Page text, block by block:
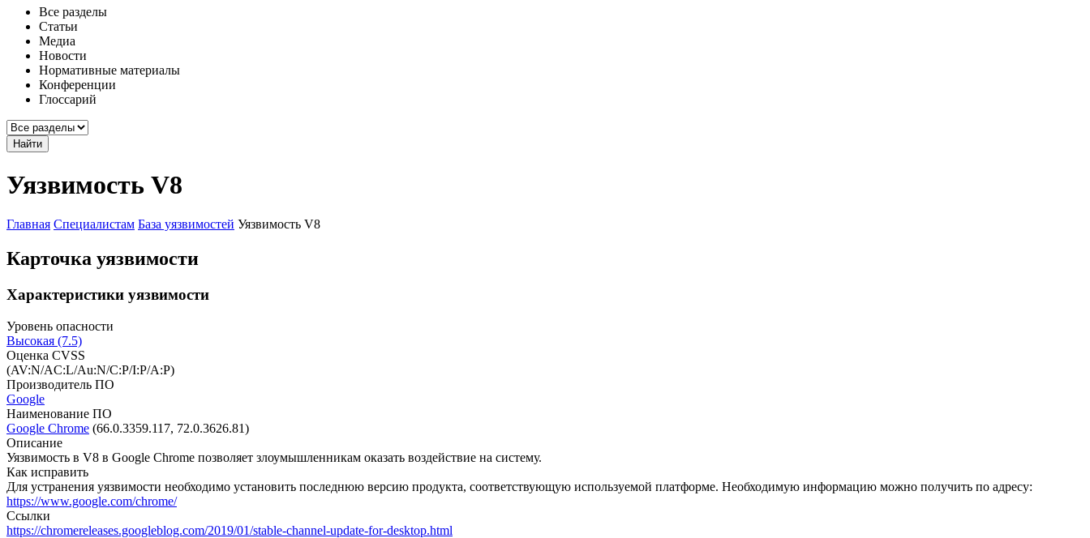
Все разделы
Статьи
Медиа
Новости
Нормативные материалы
Конференции
Глоссарий
Найти
Уязвимость V8
Главная Специалистам База уязвимостей Уязвимость V8
Карточка уязвимости
Характеристики уязвимости
Уровень опасности
Высокая (7.5)
Оценка CVSS
(AV:N/AC:L/Au:N/C:P/I:P/A:P)
Производитель ПО
Google
Наименование ПО
Google Chrome (66.0.3359.117, 72.0.3626.81)
Описание
Уязвимость в V8 в Google Chrome позволяет злоумышленникам оказать воздействие на систему.
Как исправить
Для устранения уязвимости необходимо установить последнюю версию продукта, соответствующую используемой платформе. Необходимую информацию можно получить по адресу:
https://www.google.com/chrome/
Ссылки
https://chromereleases.googleblog.com/2019/01/stable-channel-update-for-desktop.html